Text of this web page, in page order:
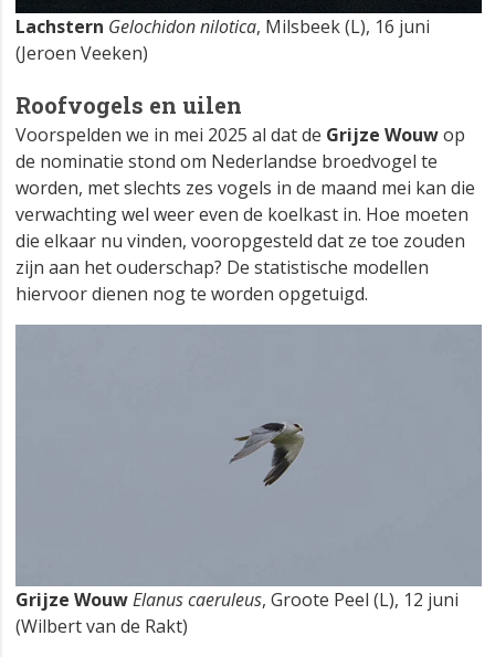
Lachstern Gelochidon nilotica, Milsbeek (L), 16 juni
(Jeroen Veeken)
Roofvogels en uilen
Voorspelden we in mei 2025 al dat de Grijze Wouwop
de nominatie stond om Nederlandse broedvogel te
worden, met slechts zes vogels in de maand mei kan die
verwachting wel weer even de koelkast in. Hoe moeten
die elkaar nu vinden, vooropgesteld dat ze toe zouden
zijn aan het ouderschap? De statistische modellen
hiervoor dienen nog te worden opgetuigd.
Grijze WouwElanus caeruleus, Groote Peel (L), 12 juni
(Wilbert van de Rakt)